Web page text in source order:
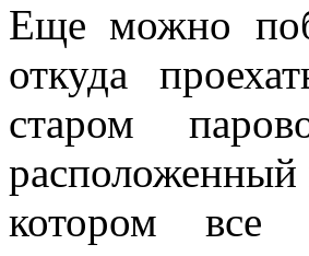
Еще можно
откуда
старом
котором все